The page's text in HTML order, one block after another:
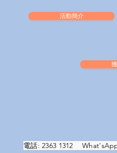
活動簡介
電話: 2363 1312